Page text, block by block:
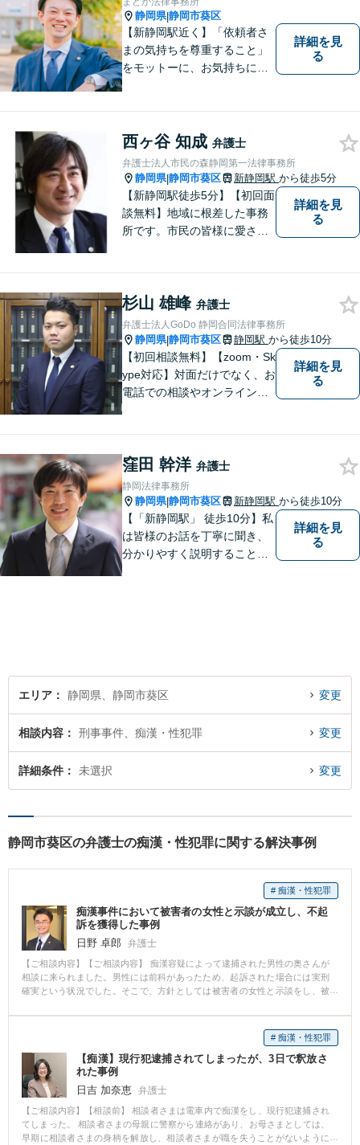
静岡県|静岡市葵区
【新静岡駅近く】「依頼者さ
まの気持ちを尊重すること」
をモットーに、お気持ちに寄
ご相談ください【交通事故】
豊富な経験と実績で早期に解
決
詳細を見
る
西ヶ谷 知成 弁護士
弁護士法人市民の森静岡第一法律事務所
静岡県|静岡市葵区 新静岡駅 から徒歩5分
【新静岡駅徒歩5分】【初回面
談無料】地域に根差した事務
所です。市民の皆様に愛され
軽にご連絡ください。
詳細を見
る
杉山 雄峰 弁護士
弁護士法人GoDo 静岡合同法律事務所
静岡県|静岡市葵区 静岡駅 から徒歩10分
【初回相談無料】【zoom・Sk
ype対応】対面だけでなく、お
電話での相談やオンライン相
だける最善の解決を目指しま
す。【ウェブ予約システムで
迅速な対応】
詳細を見
る
窪田 幹洋 弁護士
静岡法律事務所
静岡県|静岡市葵区 新静岡駅 から徒歩10分
【「新静岡駅」 徒歩10分】私
は皆様のお話を丁寧に聞き、
分かりやすく説明することを
詳細を見
る
エリア 静岡県、静岡市葵区 変更
相談内容 刑事事件、痴漢・性犯罪 変更
詳細条件 未選択 変更
静岡市葵区の弁護士の痴漢・性犯罪に関する解決事例
# 痴漢・性犯罪
痴漢事件において被害者の女性と示談が成立し、不起
訴を獲得した事例
日野 卓郎
弁護士
【ご相談内容】【ご相談内容】 痴漢容疑によって逮捕された男性の奥さんが
相談に来られました。男性には前科があったため、起訴された場合には実刑
確実という状況でした。そこで、方針としては被害者の女性と示談をし、被
人が収監されている警察署に接見に行きました。本人の話をよく伺い、被害
者の方に謝罪文を届けることにしました。真摯に謝罪の意を伝え、示談をさ
せてほしい旨を伝えました。最初はそれでも全く応じていただけない様子で
したが、粘り強く交渉し、なんとか応じていただくことに成功しました。そ
こで作成した示談書を持って、検事に不起訴にしていただくよう嘆願を行っ
た結果、不起訴を獲得することができ、無事本人は釈放されました。現在
は、新しい職に就き新生活を営まれています。 【コメント】 前科のある状態
で再度犯罪を起こしてしまうことはあります。その場合、起訴されると実刑
の確率が高くなるため、不起訴を獲得するための示談活動は非常に重要で
す。示談活動においては、被害感情を悪化させないよう、慎重に、しかし粘
# 痴漢・性犯罪
【痴漢】現行犯逮捕されてしまったが、3日で釈放さ
れた事例
日吉 加奈恵 弁護士
【ご相談内容】【相談前】 相談者さまは電車内で痴漢をし、現行犯逮捕され
てしまった。 相談者さまの母親に警察から連絡があり、お母さまとしては、
早期に相談者さまの身柄を解放し、相談者さまが職を失うことがないように